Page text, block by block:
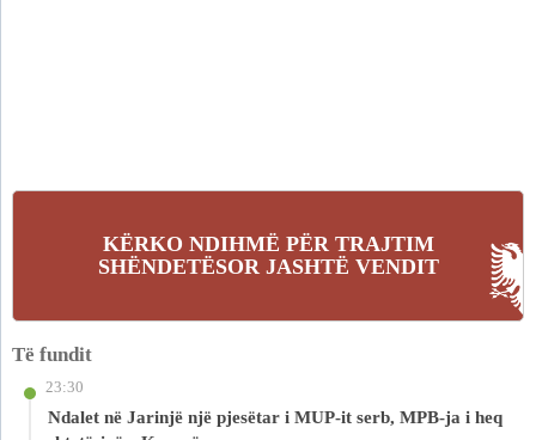
KËRKO NDIHMË PËR TRAJTIM
SHËNDETËSOR JASHTË VENDIT
Të fundit
23:30
Ndalet në Jarinjë një pjesëtar i MUP-it serb, MPB-ja i heq